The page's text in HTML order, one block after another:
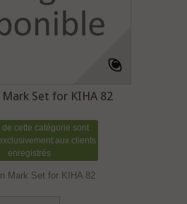
Mark Set for KIHA 82
de cette catégorie sont
aux clients
enregistrés
Mark Set for KIHA 82